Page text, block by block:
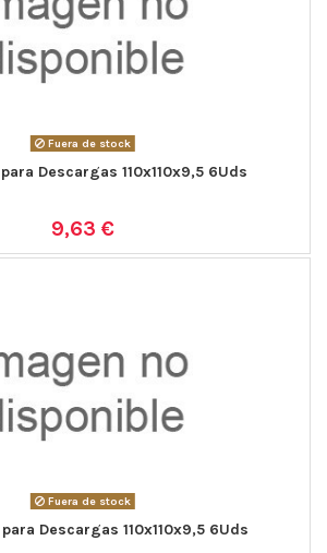
Fuera de stock
Descargas 110x110x9,5 6Uds
9,63 €
Fuera de stock
Descargas 110x110x9,5 6Uds